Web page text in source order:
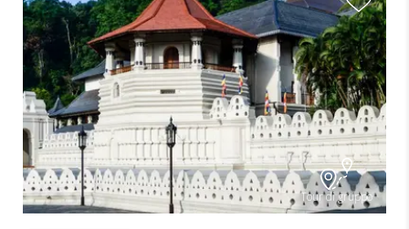
Tour di gruppo